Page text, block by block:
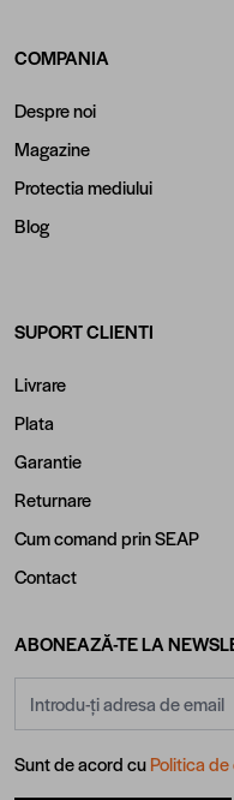
COMPANIA
Despre noi
Magazine
Protectia mediului
Blog
SUPORT CLIENTI
Livrare
Plata
Garantie
Returnare
Cum comand prin SEAP
Contact
ABONEAZĂ-TE LA
Sunt de acord cuPolitica